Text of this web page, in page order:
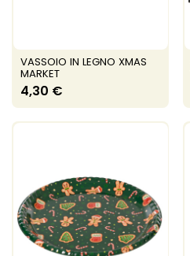
VASSOIO IN LEGNO XMAS
MARKET
4,30 €